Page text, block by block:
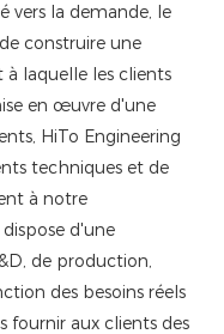
vers la demande, le
construire une
à laquelle les clients
en œuvre d'une
HiTo Engineering
techniques et de
à notre
d'une
de production,
des besoins réels
fournir aux clients des